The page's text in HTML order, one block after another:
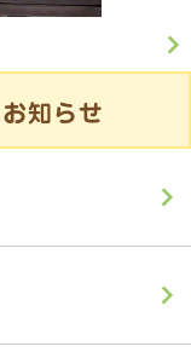
お知らせ